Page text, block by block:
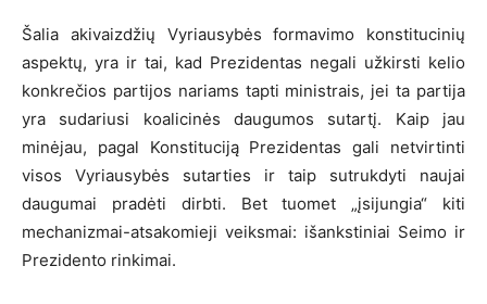
Šalia akivaizdžių Vyriausybės formavimo konstitucinių
aspektų, yra ir tai, kad Prezidentas negali užkirsti kelio
konkrečios partijos nariams tapti ministrais, jei ta partija
yra sudariusi koalicinės daugumos sutartį. Kaip jau
minėjau, pagal Konstituciją Prezidentas gali netvirtinti
visos Vyriausybės sutarties ir taip sutrukdyti naujai
daugumai pradėti dirbti. Bet tuomet „įsijungia“ kiti
mechanizmai-atsakomieji veiksmai: išankstiniai Seimo ir
Prezidento rinkimai.